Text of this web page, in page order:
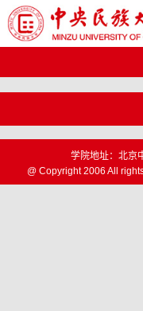
学院地址：北京
@ Copyright 2006 All